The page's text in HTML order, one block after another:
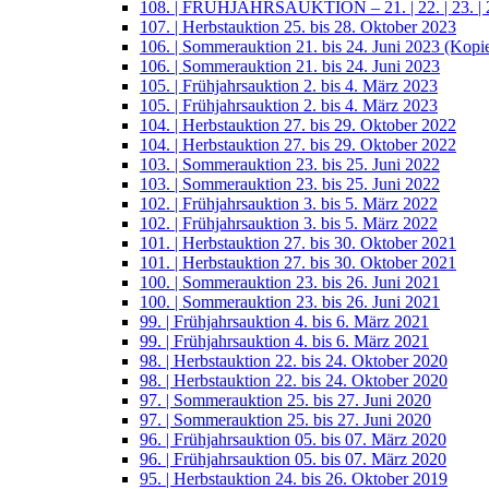
108. | FRÜHJAHRSAUKTION – 21. | 22. | 23. |
107. | Herbstauktion 25. bis 28. Oktober 2023
106. | Sommerauktion 21. bis 24. Juni 2023
106. | Sommerauktion 21. bis 24. Juni 2023
105. | Frühjahrsauktion 2. bis 4. März 2023
105. | Frühjahrsauktion 2. bis 4. März 2023
104. | Herbstauktion 27. bis 29. Oktober 2022
104. | Herbstauktion 27. bis 29. Oktober 2022
103. | Sommerauktion 23. bis 25. Juni 2022
103. | Sommerauktion 23. bis 25. Juni 2022
102. | Frühjahrsauktion 3. bis 5. März 2022
102. | Frühjahrsauktion 3. bis 5. März 2022
101. | Herbstauktion 27. bis 30. Oktober 2021
101. | Herbstauktion 27. bis 30. Oktober 2021
100. | Sommerauktion 23. bis 26. Juni 2021
100. | Sommerauktion 23. bis 26. Juni 2021
99. | Frühjahrsauktion 4. bis 6. März 2021
99. | Frühjahrsauktion 4. bis 6. März 2021
98. | Herbstauktion 22. bis 24. Oktober 2020
98. | Herbstauktion 22. bis 24. Oktober 2020
97. | Sommerauktion 25. bis 27. Juni 2020
97. | Sommerauktion 25. bis 27. Juni 2020
96. | Frühjahrsauktion 05. bis 07. März 2020
96. | Frühjahrsauktion 05. bis 07. März 2020
95. | Herbstauktion 24. bis 26. Oktober 2019